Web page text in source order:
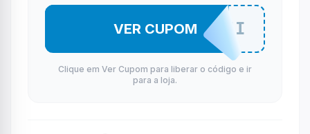
MECOHLJUI
VER CUPOM
Clique em Ver Cupom para liberar o código e ir
para a loja.